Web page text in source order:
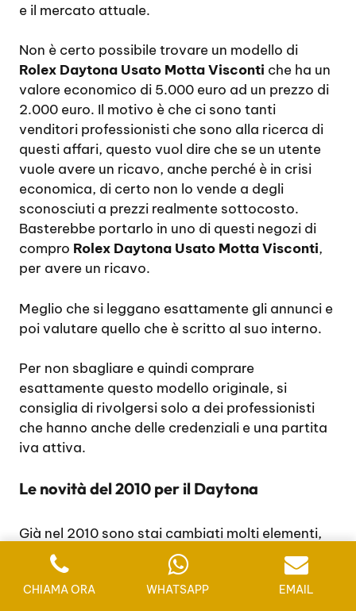
e il mercato attuale.
Non è certo possibile trovare un modello di
Rolex Daytona Usato Motta Visconti che ha un
valore economico di 5.000 euro ad un prezzo di
2.000 euro. Il motivo è che ci sono tanti
venditori professionisti che sono alla ricerca di
questi affari, questo vuol dire che se un utente
vuole avere un ricavo, anche perché è in crisi
economica, di certo non lo vende a degli
sconosciuti a prezzi realmente sottocosto.
Basterebbe portarlo in uno di questi negozi di
compro Rolex Daytona Usato Motta Visconti,
per avere un ricavo.
Meglio che si leggano esattamente gli annunci e
poi valutare quello che è scritto al suo interno.
Per non sbagliare e quindi comprare
esattamente questo modello originale, si
consiglia di rivolgersi solo a dei professionisti
che hanno anche delle credenziali e una partita
iva attiva.
Le novità del 2010 per il Daytona
Già nel 2010 sono stai cambiati molti elementi,
come la lunetta non più incisa e in acciaio, ma si
è preferito scegliere una lunetta in ceramica
nera. Lo stile è stato immediatamente
CHIAMA ORA WHATSAPP EMAIL